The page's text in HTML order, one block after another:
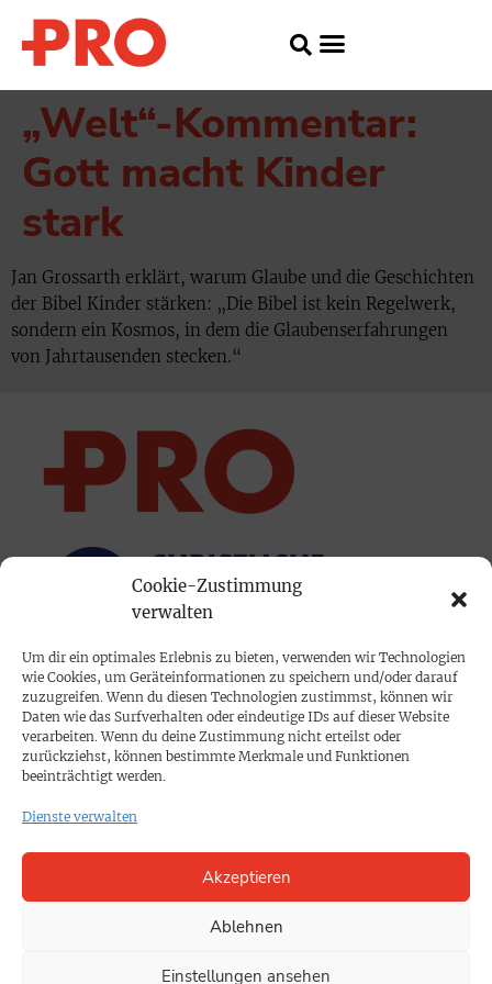
Cookie-Zustimmung
verwalten
Um dir ein optimales Erlebnis zu bieten, verwenden wir Technologien
wie Cookies, um Geräteinformationen zu speichern und/oder darauf
zuzugreifen. Wenn du diesen Technologien zustimmst, können wir
Daten wie das Surfverhalten oder eindeutige IDs auf dieser Website
verarbeiten. Wenn du deine Zustimmung nicht erteilst oder
zurückziehst, können bestimmte Merkmale und Funktionen
beeinträchtigt werden.
Dienste verwalten
Akzeptieren
Ablehnen
Einstellungen ansehen
„Welt“-Kommentar:
Gott macht Kinder
stark
Jan Grossarth erklärt, warum Glaube und die Geschichten
der Bibel Kinder stärken: „Die Bibel ist kein Regelwerk,
sondern ein Kosmos, in dem die Glaubenserfahrungen
von Jahrtausenden stecken.“
PRINTAUSGABE
Mediadaten
Impressum